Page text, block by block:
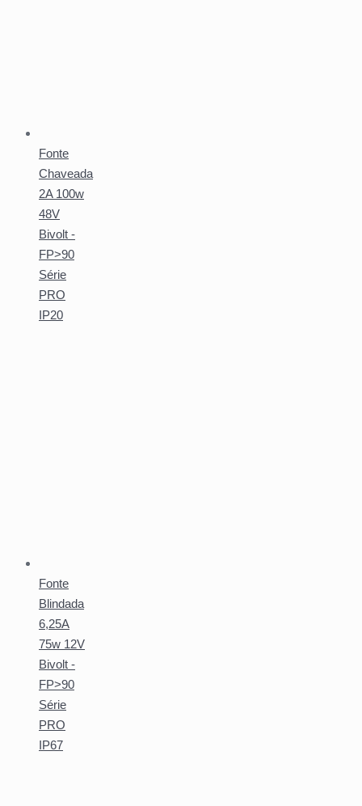
Fonte
Chaveada
2A 100w
48V
Bivolt -
FP>90
Série
PRO
IP20
Fonte
Blindada
6,25A
75w 12V
Bivolt -
FP>90
Série
PRO
IP67